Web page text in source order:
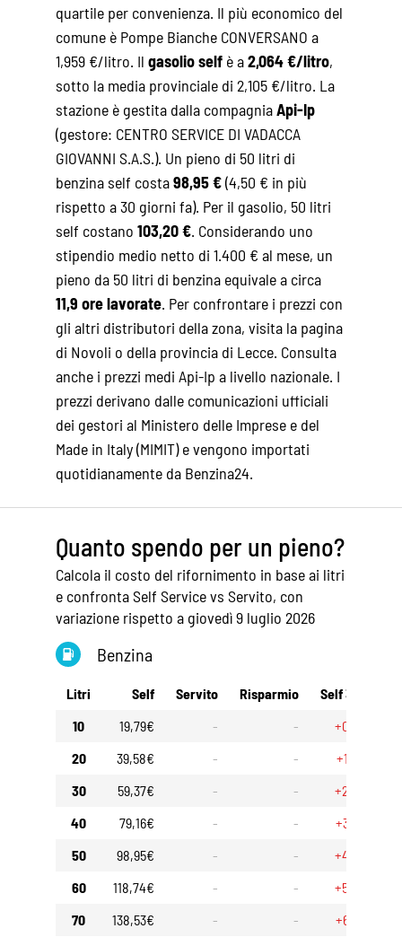
quartile per convenienza. Il più economico del
comune è Pompe Bianche CONVERSANO a
1,959 €/litro. Il gasolio self è a2,064 €/litro,
sotto la media provinciale di 2,105 €/litro. La
stazione è gestita dalla compagniaApi-Ip
(gestore: CENTRO SERVICE DI VADACCA
GIOVANNI S.A.S.). Un pieno di 50 litri di
benzina self costa98,95 €(4,50 € in più
rispetto a 30 giorni fa). Per il gasolio, 50 litri
self costano 103,20 €. Considerando uno
stipendio medio netto di 1.400 € al mese, un
pieno da 50 litri di benzina equivale a circa
11,9 ore lavorate. Per confrontare i prezzi con
gli altri distributori della zona, visita la pagina
di Novoli o della provincia di Lecce. Consulta
anche i prezzi medi Api-Ip a livello nazionale. I
prezzi derivano dalle comunicazioni ufficiali
dei gestori al Ministero delle Imprese e del
Made in Italy (MIMIT) e vengono importati
quotidianamente da Benzina24.
Quanto spendo per un pieno?
Calcola il costo del rifornimento in base ai litri
e confronta Self Service vs Servito, con
variazione rispetto a giovedì 9 luglio 2026
Benzina
Litri Self Servito Risparmio Self 30gg
10
19,79€ - -
+0,90€
20
39,58€ - -
+1,80€
30
59,37€ - -
+2,70€
40
79,16€ - -
+3,60€
50
98,95€ - -
+4,50€
60
118,74€ - -
+5,40€
70
138,53€ - - +6,30€